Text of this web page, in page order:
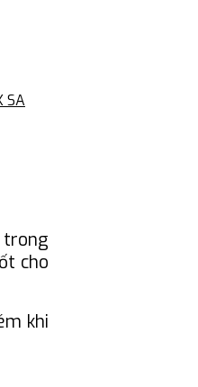
SA
trong
cho
khi